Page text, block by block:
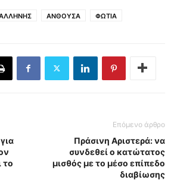
ΑΝΘΟΥΣΑ ΦΩΤΙΑ
το
Επόμενο άρθρο
Πράσινη Αριστερά: να
συνδεθεί ο κατώτατος
μισθός με το μέσο επίπεδο
διαβίωσης